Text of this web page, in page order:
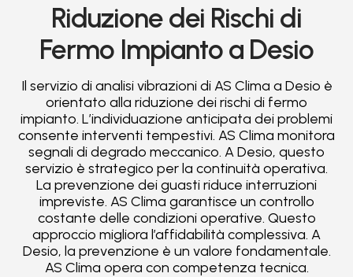
Riduzione dei Rischi di
Fermo Impianto a Desio
Il servizio di analisi vibrazioni di AS Clima a Desio è
orientato alla riduzione dei rischi di fermo
impianto. L’individuazione anticipata dei problemi
consente interventi tempestivi. AS Clima monitora
segnali di degrado meccanico. A Desio, questo
servizio è strategico per la continuità operativa.
La prevenzione dei guasti riduce interruzioni
impreviste. AS Clima garantisce un controllo
costante delle condizioni operative. Questo
approccio migliora l’affidabilità complessiva. A
Desio, la prevenzione è un valore fondamentale.
AS Clima opera con competenza tecnica.